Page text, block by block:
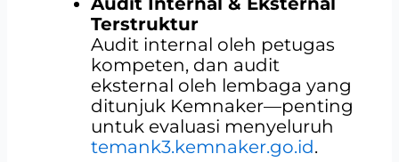
Terstruktur
Audit internal oleh petugas
kompeten, dan audit
eksternal oleh lembaga yang
ditunjuk Kemnaker—penting
untuk evaluasi menyeluruh
temank3.kemnaker.go.id.